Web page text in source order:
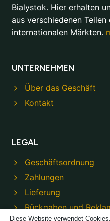
Bialystok. Hier erhalten
aus verschiedenen
internationalen Märkten.
UNTERNEHMEN
Über das Geschäft
Kontakt
LEGAL
Geschäftsordnung
Zahlungen
Lieferung
Rückgaben und
Diese Website verwendet